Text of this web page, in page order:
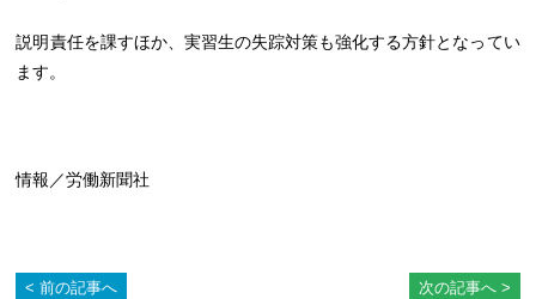
説明責任を課すほか、実習生の失踪対策も強化する方針となってい
ます。
情報／労働新聞社
前の記事へ 次の記事へ